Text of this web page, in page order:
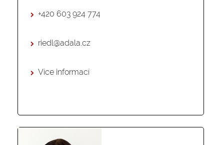
+420 603 924 774
riedl@adala.cz
Více informací